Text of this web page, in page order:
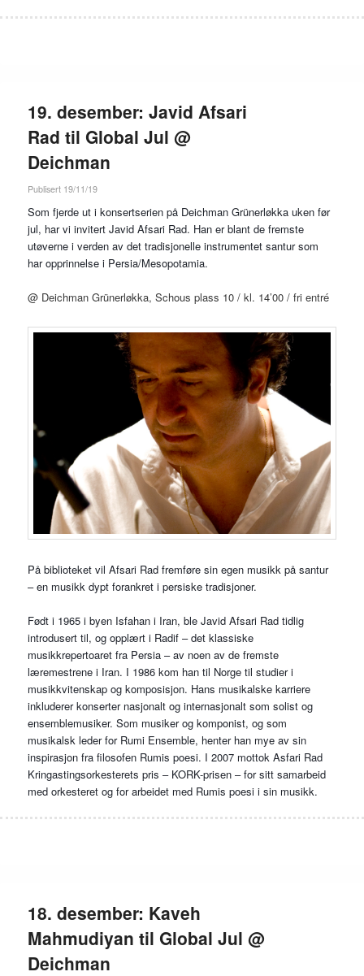
19. desember: Javid Afsari
Rad til Global Jul @
Deichman
Publisert 19/11/19
Som fjerde ut i konsertserien på Deichman Grünerløkka uken før
jul, har vi invitert Javid Afsari Rad. Han er blant de fremste
utøverne i verden av det tradisjonelle instrumentet santur som
har opprinnelse i Persia/Mesopotamia.
@ Deichman Grünerløkka, Schous plass 10 / kl. 14’00 / fri entré
På biblioteket vil Afsari Rad fremføre sin egen musikk på santur
– en musikk dypt forankret i persiske tradisjoner.
Født i 1965 i byen Isfahan i Iran, ble Javid Afsari Rad tidlig
introdusert til, og opplært i Radif – det klassiske
musikkrepertoaret fra Persia – av noen av de fremste
læremestrene i Iran. I 1986 kom han til Norge til studier i
musikkvitenskap og komposisjon. Hans musikalske karriere
inkluderer konserter nasjonalt og internasjonalt som solist og
ensemblemusiker. Som musiker og komponist, og som
musikalsk leder for Rumi Ensemble, henter han mye av sin
inspirasjon fra filosofen Rumis poesi. I 2007 mottok Asfari Rad
Kringastingsorkesterets pris – KORK-prisen – for sitt samarbeid
med orkesteret og for arbeidet med Rumis poesi i sin musikk.
18. desember: Kaveh
Mahmudiyan til Global Jul @
Deichman